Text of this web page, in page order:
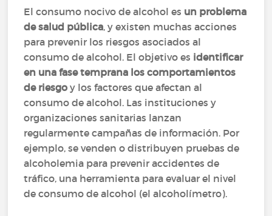
El consumo nocivo de alcohol es un problema
de salud pública, y existen muchas acciones
para prevenir los riesgos asociados al
consumo de alcohol. El objetivo es identificar
en una fase temprana los comportamientos
de riesgo y los factores que afectan al
consumo de alcohol. Las instituciones y
organizaciones sanitarias lanzan
regularmente campañas de información. Por
ejemplo, se venden o distribuyen pruebas de
alcoholemia para prevenir accidentes de
tráfico, una herramienta para evaluar el nivel
de consumo de alcohol (el alcoholímetro).